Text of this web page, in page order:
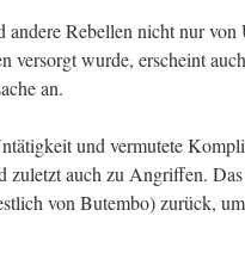
Rebellen nicht nur von
wurde, erscheint
an.
und vermutete
zuletzt auch zu An­griffen.
von Butembo) zurück,